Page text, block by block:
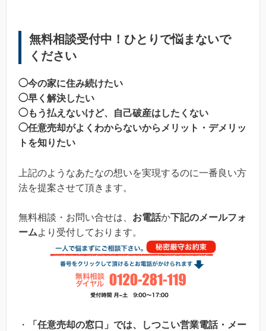
無料相談受付中！ひとりで悩まないで
ください
◯今の家に住み続けたい
◯早く解決したい
◯もう払えないけど、自己破産はしたくない
◯任意売却がよくわからないからメリット・デメリッ
トを知りたい
上記のようなあたなの想いを実現するのに一番良い方
法を提案させて頂きます。
無料相談・お問い合せは、 お電話か下記のメールフォ
ームより受付しております。
・
「任意売却の窓口」では、しつこい営業電話・メー